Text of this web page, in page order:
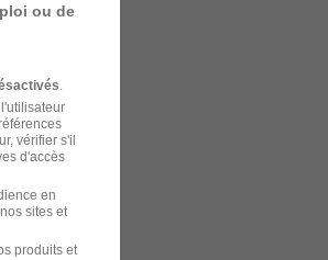
ou de
vérifier s'il
d'accès
en
sites et
produits et